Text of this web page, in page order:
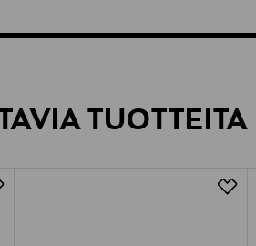
TUOTTEITA